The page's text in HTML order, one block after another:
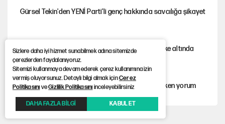
Gürsel Tekin'den YENİ Parti’li genç hakkında savcılığa şikayet
İstanbul’un ciğerleri Belgrad Ormanı büyük tehlike altında
AKP’ye geçen belediye başkanları için dikkat çeken yorum
İtalya, askıya aldığı İspanya ile Schengen uygulaması için
Sizlere daha iyi hizmet sunabilmek adına sitemizde
çerezlerden faydalanıyoruz.
Sitemizi kullanmaya devam ederek çerez kullanımına izin
vermiş oluyorsunuz. Detaylı bilgi almak içinÇerez
PolitikasınıveGizlilik Politikasınıinceleyebilirsiniz
DAHA FAZLA BİLGİ KABUL ET